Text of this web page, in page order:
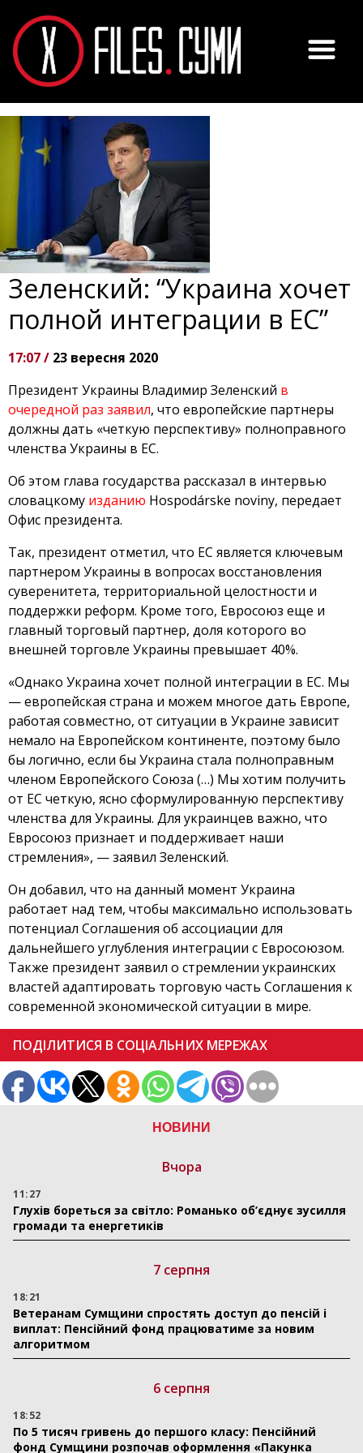
НОВИНИ
Вчора
11:27
Глухів бореться за світло: Романько об’єднує зусилля
громади та енергетиків
7 серпня
18:21
Ветеранам Сумщини спростять доступ до пенсій і
виплат: Пенсійний фонд працюватиме за новим
алгоритмом
6 серпня
18:52
По 5 тисяч гривень до першого класу: Пенсійний
фонд Сумщини розпочав оформлення «Пакунка
Зеленский: “Украина хочет
полной интеграции в ЕС”
17:07 / 23 вересня 2020
Президент Украины Владимир Зеленский в
очередной раз заявил, что европейские партнеры
должны дать «четкую перспективу» полноправного
членства Украины в ЕС.
Об этом глава государства рассказал в интервью
словацкому изданию Hospodárske noviny, передает
Офис президента.
Так, президент отметил, что ЕС является ключевым
партнером Украины в вопросах восстановления
суверенитета, территориальной целостности и
поддержки реформ. Кроме того, Евросоюз еще и
главный торговый партнер, доля которого во
внешней торговле Украины превышает 40%.
«Однако Украина хочет полной интеграции в ЕС. Мы
— европейская страна и можем многое дать Европе,
работая совместно, от ситуации в Украине зависит
немало на Европейском континенте, поэтому было
бы логично, если бы Украина стала полноправным
членом Европейского Союза (…) Мы хотим получить
от ЕС четкую, ясно сформулированную перспективу
членства для Украины. Для украинцев важно, что
Евросоюз признает и поддерживает наши
стремления», — заявил Зеленский.
Он добавил, что на данный момент Украина
работает над тем, чтобы максимально использовать
потенциал Соглашения об ассоциации для
дальнейшего углубления интеграции с Евросоюзом.
Также президент заявил о стремлении украинских
властей адаптировать торговую часть Соглашения к
современной экономической ситуации в мире.
ПОДІЛИТИСЯ В СОЦІАЛЬНИХ МЕРЕЖАХ